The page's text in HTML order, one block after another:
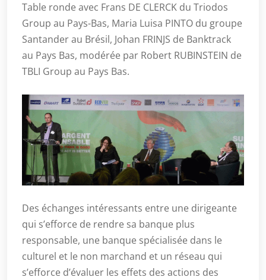
Table ronde avec Frans DE CLERCK du Triodos
Group au Pays-Bas, Maria Luisa PINTO du groupe
Santander au Brésil, Johan FRINJS de Banktrack
au Pays Bas, modérée par Robert RUBINSTEIN de
TBLI Group au Pays Bas.
Des échanges intéressants entre une dirigeante
qui s’efforce de rendre sa banque plus
responsable, une banque spécialisée dans le
culturel et le non marchand et un réseau qui
s’efforce d’évaluer les effets des actions des